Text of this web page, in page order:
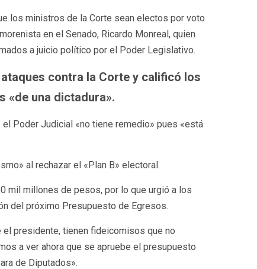
los ministros de la Corte sean electos por voto
en el Senado, Ricardo Monreal, quien
a juicio político por el Poder Legislativo.
contra la Corte y calificó los
«de una dictadura».
Poder Judicial «no tiene remedio» pues «está
al rechazar el «Plan B» electoral.
mil millones de pesos, por lo que urgió a los
del próximo Presupuesto de Egresos.
presidente, tienen fideicomisos que no
a ver ahora que se apruebe el presupuesto
de Diputados».